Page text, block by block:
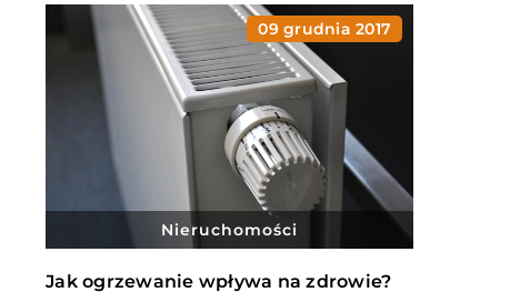
09 grudnia 2017
Nieruchomości
Jak ogrzewanie wpływa na zdrowie?